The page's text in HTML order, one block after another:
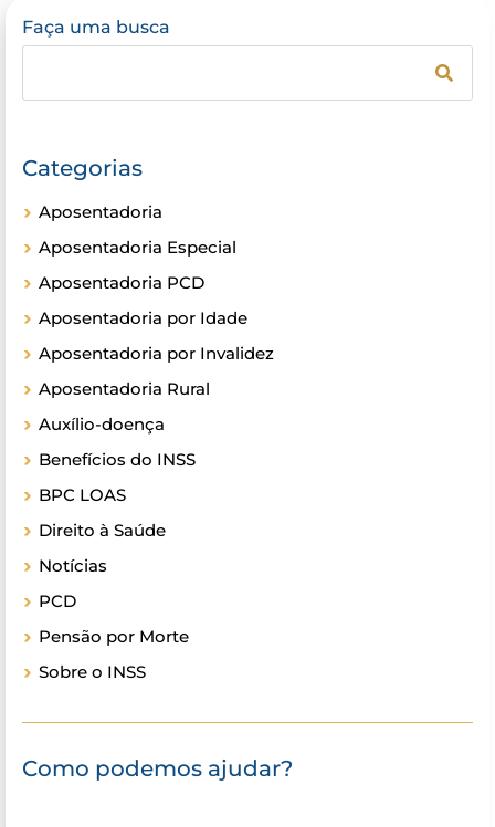
Faça uma busca
Categorias
Aposentadoria
Aposentadoria Especial
Aposentadoria PCD
Aposentadoria por Idade
Aposentadoria por Invalidez
Aposentadoria Rural
Auxílio-doença
Benefícios do INSS
BPC LOAS
Direito à Saúde
Notícias
PCD
Pensão por Morte
Sobre o INSS
Como podemos ajudar?